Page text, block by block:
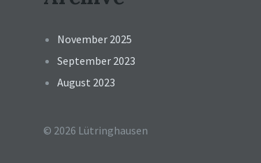
November 2025
September 2023
August 2023
© 2026 Lütringhausen